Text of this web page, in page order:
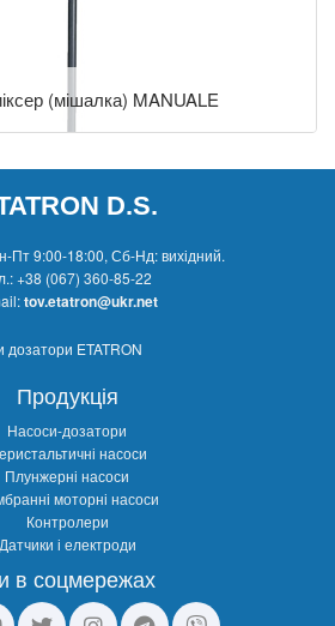
(мішалка) MANUALE
D.S.
Пт 9:00-18:00, Сб-Нд: вихідний.
+38 (067) 360-85-22
tov.etatron@ukr.net
ETATRON
Продукція
Насоси-дозатори
насоси
Плунжерні насоси
моторні насоси
Контролери
Датчики і електроди
в соцмережах